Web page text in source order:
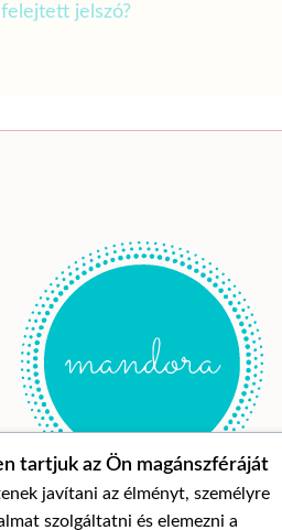
jelszó?
tartjuk az Ön magánszféráját
javítani az élményt, személyre
szolgáltatni és elemezni a